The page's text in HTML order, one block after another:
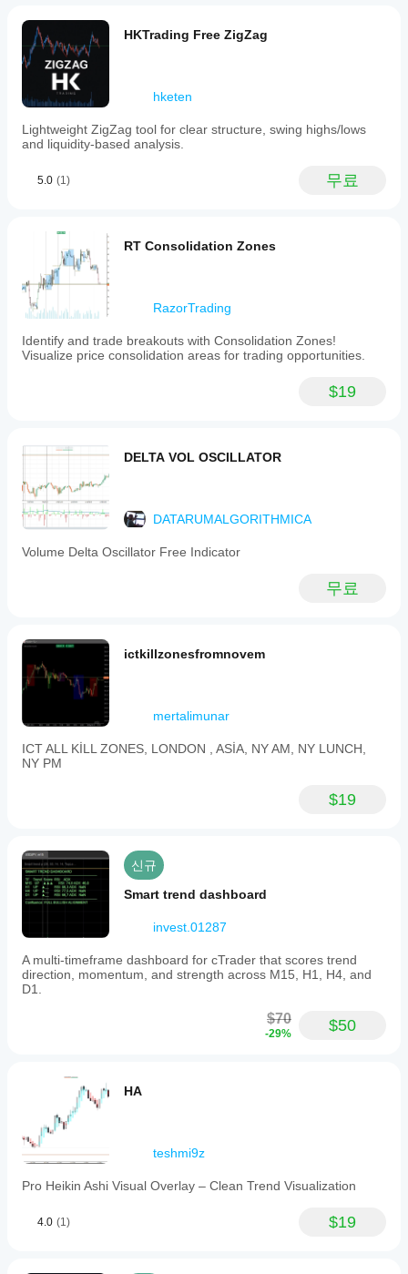
video
is
available
for
user
guidance.
지표 프로필
지
출
력
유
시각화
사
막대만
HKTrading Free ZigZag
hketen
Lightweight ZigZag tool for clear structure, swing highs/lows
and liquidity-based analysis.
5.0 (1) 무료
RT Consolidation Zones
RazorTrading
Identify and trade breakouts with Consolidation Zones!
Visualize price consolidation areas for trading opportunities.
$19
DELTA VOL OSCILLATOR
DATARUMALGORITHMICA
Volume Delta Oscillator Free Indicator
무료
ictkillzonesfromnovem
mertalimunar
ICT ALL KİLL ZONES, LONDON , ASİA, NY AM, NY LUNCH,
NY PM
$19
신규
Smart trend dashboard
invest.01287
A multi-timeframe dashboard for cTrader that scores trend
direction, momentum, and strength across M15, H1, H4, and
D1.
$70
-29% $50
HA
teshmi9z
Pro Heikin Ashi Visual Overlay – Clean Trend Visualization
4.0 (1) $19